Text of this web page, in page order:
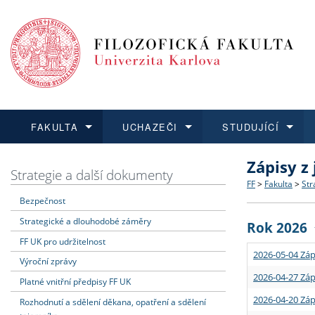
FAKULTA
Dozvědět se více
Struktura
Strategie
Podpora
UCHAZEČI
Podat přihlášku
Co
Učitelské
STUDUJÍCÍ
Dozvědět se více
Rigorózní
Dozvědět se více
O vědě a
Granty a
Dozvědět se více
Aktuální
Strategie a další dokumenty
Bezpečnost
Strategické a dlouhodobé záměry
FF UK pro udržitelnost
Výroční zprávy
Platné vnitřní předpisy FF UK
Rozhodnutí a sdělení děkana, opatření a sdělení
Zápisy
FF > Fakulta >
Rok 2026
2026-05-04
2026-04-27
2026-04-20